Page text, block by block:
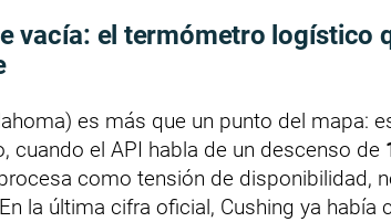
vacía: el termómetro logístico
es más que un punto del mapa:
cuando el API habla de un descenso de
como tensión de disponibilidad,
la última cifra oficial, Cushing ya había